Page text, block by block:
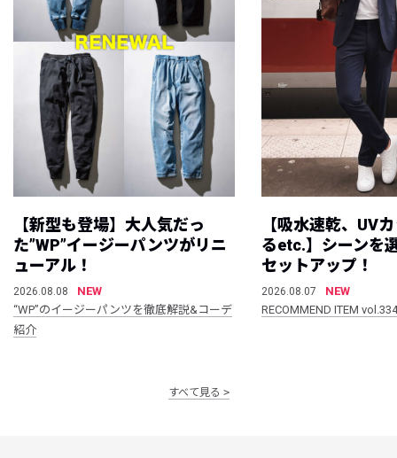
【新型も登場】大人気だっ
た”WP”イージーパンツがリニ
ューアル！
2026.08.08
NEW
“WP”のイージーパンツを徹底解説&コーデ
紹介
【吸水速乾、UV
るetc.】シーンを
セットアップ！
2026.08.07
NEW
RECOMMEND ITEM vol.334
すべて見る